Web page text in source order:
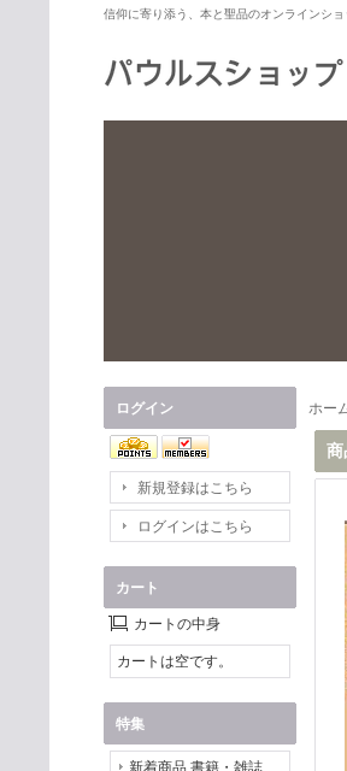
信仰に寄り添う、本と聖品のオンラインショ
ログイン
新規登録はこちら
ログインはこちら
カート
カートの中身
カートは空です。
特集
新着商品 書籍・雑誌
ホー
商